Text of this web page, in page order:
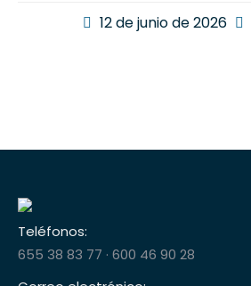
12 de junio de 2026
Teléfonos:
655 38 83 77 · 600 46 90 28